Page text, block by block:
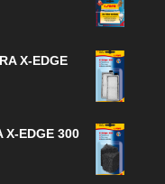
X-EDGE
X-EDGE 300